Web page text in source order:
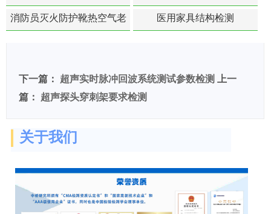
敏度检测
消防员灭火防护靴热空气老
医用家具结构检测
下一篇： 超声实时脉冲回波系统测试参数检测
上一
篇： 超声探头穿刺架要求检测
关于我们